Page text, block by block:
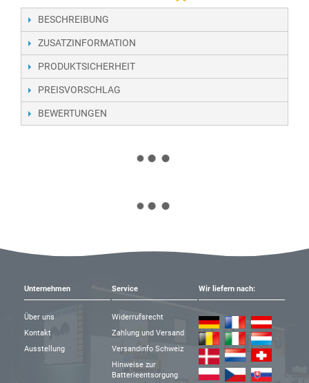
BESCHREIBUNG
ZUSATZINFORMATION
PRODUKTSICHERHEIT
PREISVORSCHLAG
BEWERTUNGEN
Unternehmen
Über uns
Kontakt
Ausstellung
Service
Widerrufsrecht
Zahlung und Versand
Versandinfo Schweiz
Hinweise zur
Batterieentsorgung
Wir liefern nach: